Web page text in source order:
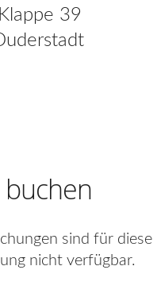
39
buchen
sind für diese
nicht verfügbar.